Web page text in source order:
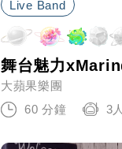
Live Band
舞台魅力
大蘋果樂團
60 分鐘
3